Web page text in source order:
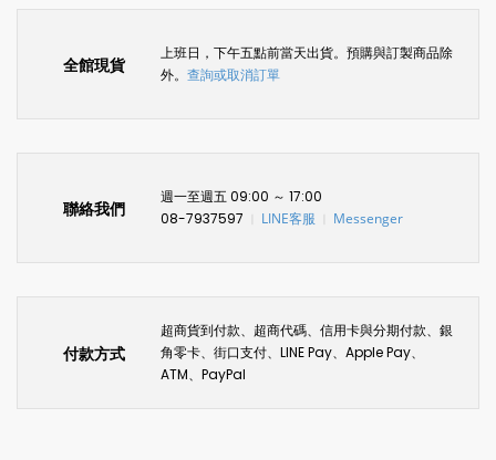
全館現貨
上班日，下午五點前當天出貨。預購與訂製商品除
外。 查詢或取消訂單
聯絡我們
週一至週五 09:00 ～ 17:00
08-7937597
LINE客服 Messenger
付款方式
超商貨到付款、超商代碼、信用卡與分期付款、銀
角零卡、街口支付、LINE Pay、Apple Pay、
ATM、PayPal